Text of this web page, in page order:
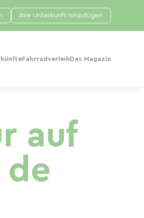
Fahrradverleih Das Magazin
Ihre Unterkunft hinzufügen
auf
de